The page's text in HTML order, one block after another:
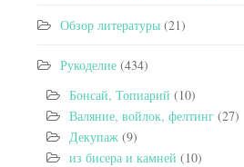
Обзор литературы (21)
Рукоделие (434)
Бонсай, Топиарий (10)
Валяние, войлок, фелтинг (27)
Декупаж (9)
из бисера и камней (10)